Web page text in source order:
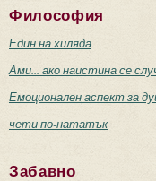
Философия
Един на хиляда
Ами... ако наистина се
Емоционален аспект за
чети по-нататък
Забавно